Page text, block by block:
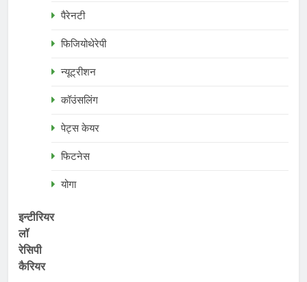
पैरेनटी
फिजियोथेरेपी
न्यूट्रीशन
कॉउंसलिंग
पेट्स केयर
फिटनेस
योगा
इन्टीरियर
लॉ
रेसिपी
कैरियर